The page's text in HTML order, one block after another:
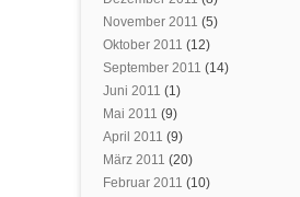
November 2011 (5)
Oktober 2011 (12)
September 2011 (14)
Juni 2011 (1)
Mai 2011 (9)
April 2011 (9)
März 2011 (20)
Februar 2011 (10)